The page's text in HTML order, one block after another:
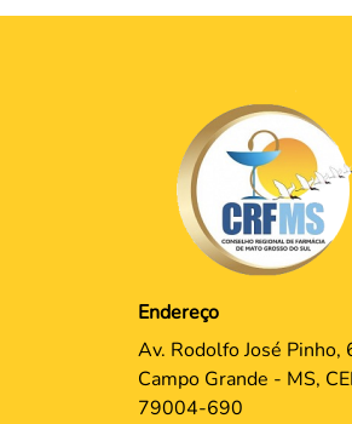
Endereço
Av. Rodolfo José Pinho,
Campo Grande - MS,
79004-690